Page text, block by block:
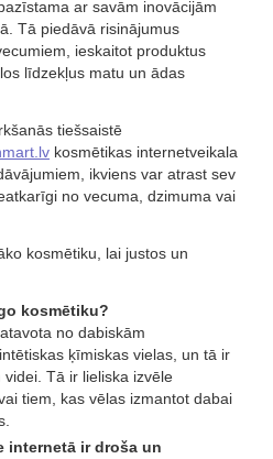
ar savām inovācijām
Tā piedāvā risinājumus
ieskaitot produktus
līdzekļus matu un ādas
tiešsaistē
kosmētikas internetveikala
ikviens var atrast sev
no vecuma, dzimuma vai
kosmētiku, lai justos un
kosmētiku?
no dabiskām
ķīmiskas vielas, un tā ir
Tā ir lieliska izvēle
tiem, kas vēlas izmantot dabai
internetā ir droša un